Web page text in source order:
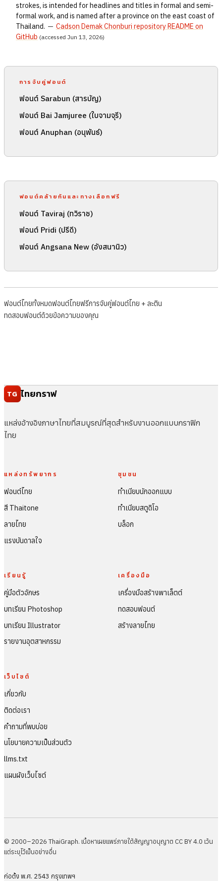
strokes, is intended for headlines and titles in formal and semi-
formal work, and is named after a province on the east coast of
Thailand. — Cadson Demak Chonburi repository README on
GitHub (accessed Jun 13, 2026)
การจับคู่ฟอนต์
ฟอนต์ Sarabun (สารบัญ)
ฟอนต์ Bai Jamjuree (ใบจามจุรี)
ฟอนต์ Anuphan (อนุพันธ์)
ฟอนต์คล้ายกันและทางเลือกฟรี
ฟอนต์ Taviraj (ทวิราช)
ฟอนต์ Pridi (ปรีดี)
ฟอนต์ Angsana New (อังสนานิว)
ฟอนต์ไทยทั้งหมดฟอนต์ไทยฟรีการจับคู่ฟอนต์ไทย + ละติน
ทดสอบฟอนต์ด้วยข้อความของคุณ
TG ไทยกราฟ
แหล่งอ้างอิงภาษาไทยที่สมบูรณ์ที่สุดสำหรับงานออกแบบกราฟิก
ไทย
แหล่งทรัพยากร
ฟอนต์ไทย
สี Thaitone
ลายไทย
แรงบันดาลใจ
ชุมชน
ทำเนียบนักออกแบบ
ทำเนียบสตูดิโอ
บล็อก
เรียนรู้
คู่มือตัวอักษร
บทเรียน Photoshop
บทเรียน Illustrator
รายงานอุตสาหกรรม
เครื่องมือ
เครื่องมือสร้างพาเล็ตต์
ทดสอบฟอนต์
สร้างลายไทย
เว็บไซต์
เกี่ยวกับ
ติดต่อเรา
คำถามที่พบบ่อย
นโยบายความเป็นส่วนตัว
llms.txt
แผนผังเว็บไซต์
© 2000–2026 ThaiGraph. เนื้อหาเผยแพร่ภายใต้สัญญาอนุญาต CC BY 4.0 เว้น
แต่ระบุไว้เป็นอย่างอื่น
ก่อตั้ง พ.ศ. 2543 กรุงเทพฯ